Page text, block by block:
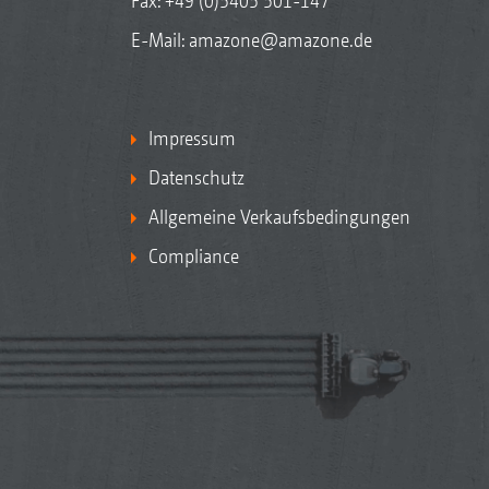
E-Mail: amazone@amazone.de
Impressum
Datenschutz
Allgemeine Verkaufsbedingungen
Compliance